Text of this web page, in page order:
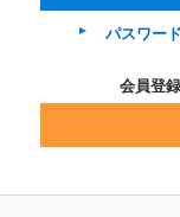
パスワー
会員登